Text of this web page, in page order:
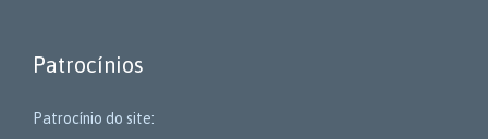
Patrocínios
Patrocínio do site: